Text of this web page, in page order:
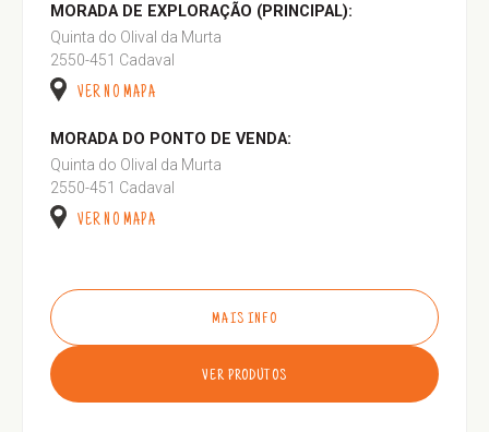
MORADA DE EXPLORAÇÃO (PRINCIPAL):
Quinta do Olival da Murta
2550-451 Cadaval
VER NO MAPA
MORADA DO PONTO DE VENDA:
Quinta do Olival da Murta
2550-451 Cadaval
VER NO MAPA
MAIS INFO
VER PRODUTOS